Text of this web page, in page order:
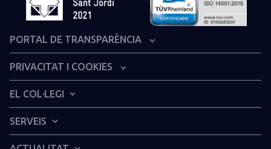
PORTAL DE TRANSPARÈNCIA
Dret d’accés a la informació pública col·legial
PRIVACITAT I COOKIES
Política de cookies
EL COL·LEGI
SERVEIS